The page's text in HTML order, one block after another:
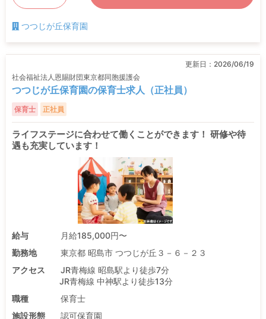
つつじが丘保育園
更新日： 2026/06/19
社会福祉法人恩賜財団東京都同胞援護会
つつじが丘保育園の保育士求人（正社員）
保育士 正社員
ライフステージに合わせて働くことができます！ 研修や待
遇も充実しています！
給与
月給185,000円〜
勤務地
東京都 昭島市 つつじが丘３－６－２３
アクセス
JR青梅線 昭島駅より徒歩7分
JR青梅線 中神駅より徒歩13分
職種
保育士
施設形態
認可保育園